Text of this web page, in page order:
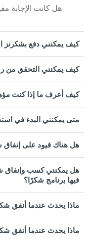
هل كانت الإجابة
كيف يمكنني دفع بشكرنز
كيف يمكنني التحقق من
كيف أعرف ما إذا كنت
متى يمكنني البدء في
هل هناك قيود على إنفاق
هل يمكنني كسب وإنفاق
فيها برنامج شكرًا؟
ماذا يحدث عندما أنفق
ماذا يحدث عندما أنفق